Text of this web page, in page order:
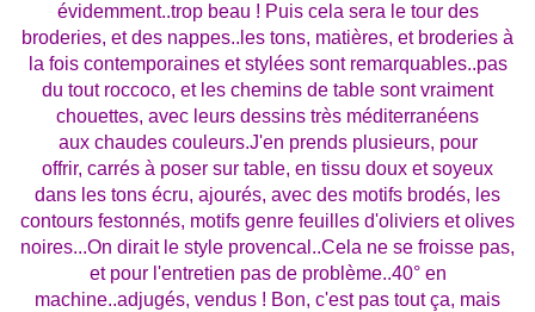
évidemment..trop beau ! Puis cela sera le tour des
broderies, et des nappes..les tons, matières, et broderies à
la fois contemporaines et stylées sont remarquables..pas
du tout roccoco, et les chemins de table sont vraiment
chouettes, avec leurs dessins très méditerranéens
aux chaudes couleurs.J'en prends plusieurs, pour
offrir, carrés à poser sur table, en tissu doux et soyeux
dans les tons écru, ajourés, avec des motifs brodés, les
contours festonnés, motifs genre feuilles d'oliviers et olives
noires...On dirait le style provencal..Cela ne se froisse pas,
et pour l'entretien pas de problème..40° en
machine..adjugés, vendus ! Bon, c'est pas tout ça, mais